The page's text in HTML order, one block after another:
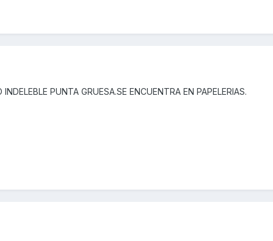
PUNTA GRUESA.SE ENCUENTRA EN PAPELERIAS.